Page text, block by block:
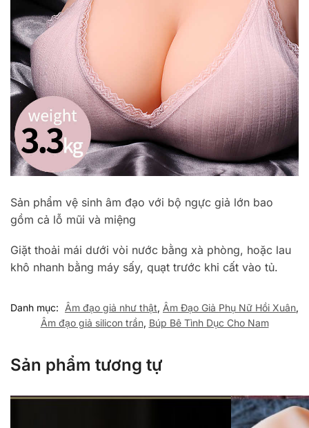
Sản phẩm vệ sinh âm đạo với bộ ngực giả lớn bao
gồm cả lỗ mũi và miệng
Giặt thoải mái dưới vòi nước bằng xà phòng, hoặc lau
khô nhanh bằng máy sấy, quạt trước khi cất vào tủ.
Danh mục: Âm đạo giả như thật, Âm Đạo Giả Phụ Nữ Hồi Xuân,
Âm đạo giả silicon trần, Búp Bê Tình Dục Cho Nam
Sản phẩm tương tự